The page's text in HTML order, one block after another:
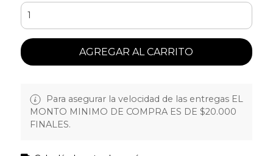
AGREGAR AL CARRITO
Para asegurar la velocidad de las entregas EL
MONTO MINIMO DE COMPRA ES DE $20.000
FINALES.